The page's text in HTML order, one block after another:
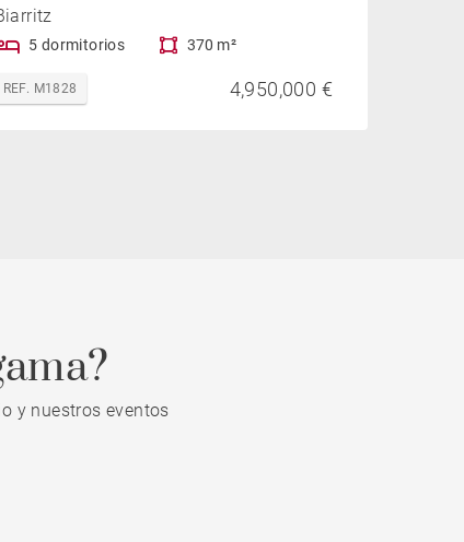
5 dormitorios 370 m²
REF. M1828 4,950,000 €
y nuestros eventos